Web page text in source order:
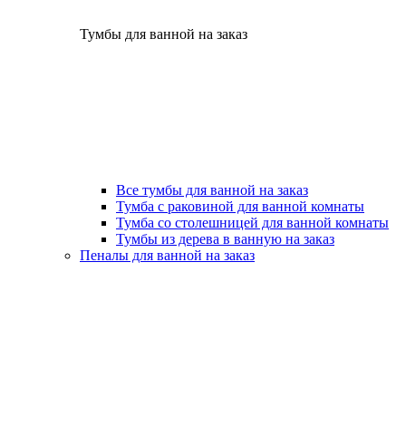
Тумбы для ванной на заказ
Все тумбы для ванной на заказ
Тумба с раковиной для ванной комнаты
Тумба со столешницей для ванной комнаты
Тумбы из дерева в ванную на заказ
Пеналы для ванной на заказ